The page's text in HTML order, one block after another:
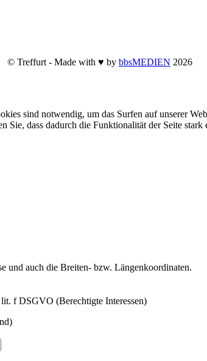
© Treffurt - Made with ♥ by bbsMEDIEN 2026
sind notwendig, um das Surfen auf unserer
dass dadurch die Funktionalität der Seite
und auch die Breiten- bzw. Längenkoordinaten.
f DSGVO (Berechtigte Interessen)